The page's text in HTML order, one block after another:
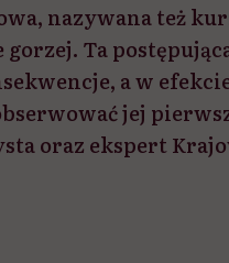
nazywana też
Ta
a w
jej
oraz ekspert